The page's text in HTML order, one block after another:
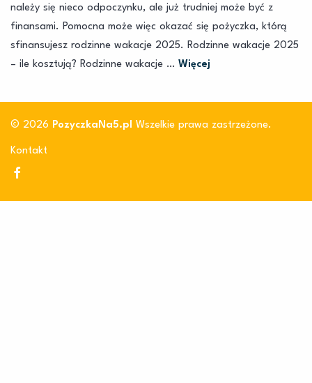
należy się nieco odpoczynku, ale już trudniej może być z
finansami. Pomocna może więc okazać się pożyczka, którą
sfinansujesz rodzinne wakacje 2025. Rodzinne wakacje 2025
– ile kosztują? Rodzinne wakacje … Więcej
© 2026 PozyczkaNa5.pl Wszelkie prawa zastrzeżone.
Kontakt